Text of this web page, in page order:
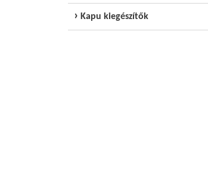
Kapu kiegészítők